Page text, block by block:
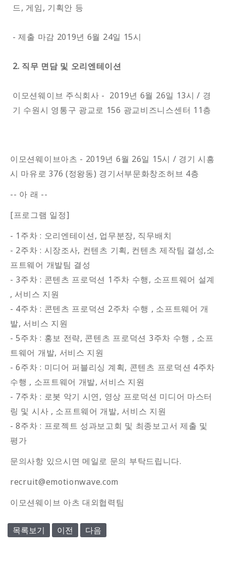
드, 게임, 기획안 등
- 제출 마감 2019년 6월 24일 15시
2. 직무 면담 및 오리엔테이션
이모션웨이브 주식회사 - 2019년 6월 26일 13시 / 경
기 수원시 영통구 광교로 156 광교비즈니스센터 11층
이모션웨이브아츠 - 2019년 6월 26일 15시 / 경기 시흥
시 마유로 376 (정왕동) 경기서부문화창조허브 4층
-- 아 래 --
[프로그램 일정]
- 1주차 : 오리엔테이션, 업무분장, 직무배치
- 2주차 : 시장조사, 컨텐츠 기획, 컨텐츠 제작팀 결성,소
프트웨어 개발팀 결성
- 3주차 : 콘텐츠 프로덕션 1주차 수행, 소프트웨어 설계
, 서비스 지원
- 4주차 : 콘텐츠 프로덕션 2주차 수행 , 소프트웨어 개
발, 서비스 지원
- 5주차 : 홍보 전략, 콘텐츠 프로덕션 3주차 수행 , 소프
트웨어 개발, 서비스 지원
- 6주차 : 미디어 퍼블리싱 계획, 콘텐츠 프로덕션 4주차
수행 , 소프트웨어 개발, 서비스 지원
- 7주차 : 로봇 악기 시연, 영상 프로덕션 미디어 마스터
링 및 시사 , 소프트웨어 개발, 서비스 지원
- 8주차 : 프로젝트 성과보고회 및 최종보고서 제출 및
평가
문의사항 있으시면 메일로 문의 부탁드립니다.
recruit@emotionwave.com
이모션웨이브 아츠 대외협력팀
목록보기 이전 다음